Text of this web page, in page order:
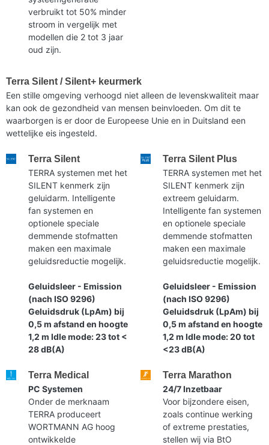
verbruikt tot 50% minder
stroom in vergelijk met
modellen die 2 tot 3 jaar
oud zijn.
Terra Silent / Silent+ keurmerk
Een stille omgeving verhoogd niet alleen de levenskwaliteit maar
kan ook de gezondheid van mensen beinvloeden. Om dit te
waarborgen is er door de Europeese Unie en in Duitsland een
wettelijke eis ingesteld.
Terra Silent
TERRA systemen met het
SILENT kenmerk zijn
geluidarm. Intelligente
fan systemen en
optionele speciale
demmende stofmatten
maken een maximale
geluidsreductie mogelijk.
Geluidsleer - Emission
(nach ISO 9296)
Geluidsdruk (LpAm) bij
0,5 m afstand en hoogte
1,2 m Idle mode: 23 tot <
28 dB(A)
Terra Silent Plus
TERRA systemen met het
SILENT kenmerk zijn
extreem geluidarm.
Intelligente fan systemen
en optionele speciale
demmende stofmatten
maken een maximale
geluidsreductie mogelijk.
Geluidsleer - Emission
(nach ISO 9296)
Geluidsdruk (LpAm) bij
0,5 m afstand en hoogte
1,2 m Idle mode: 20 tot
<23 dB(A)
Terra Medical
PC Systemen
Onder de merknaam
TERRA produceert
WORTMANN AG hoog
ontwikkelde
Terra Marathon
24/7 Inzetbaar
Voor bijzondere eisen,
zoals continue werking
of extreme prestaties,
stellen wij via BtO